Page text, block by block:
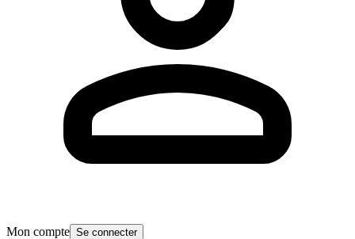
Mon compte Se connecter